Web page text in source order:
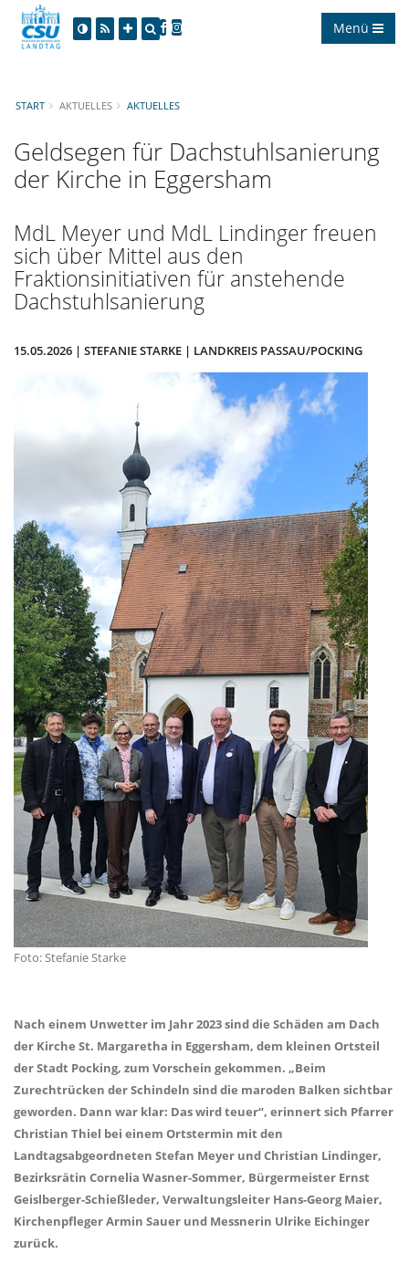
Menü
START AKTUELLES AKTUELLES
Geldsegen für Dachstuhlsanierung
der Kirche in Eggersham
MdL Meyer und MdL Lindinger freuen
sich über Mittel aus den
Fraktionsinitiativen für anstehende
Dachstuhlsanierung
15.05.2026 | STEFANIE STARKE | LANDKREIS PASSAU/POCKING
Foto: Stefanie Starke
Nach einem Unwetter im Jahr 2023 sind die Schäden am Dach
der Kirche St. Margaretha in Eggersham, dem kleinen Ortsteil
der Stadt Pocking, zum Vorschein gekommen. „Beim
Zurechtrücken der Schindeln sind die maroden Balken sichtbar
geworden. Dann war klar: Das wird teuer“, erinnert sich Pfarrer
Christian Thiel bei einem Ortstermin mit den
Landtagsabgeordneten Stefan Meyer und Christian Lindinger,
Bezirksrätin Cornelia Wasner-Sommer, Bürgermeister Ernst
Geislberger-Schießleder, Verwaltungsleiter Hans-Georg Maier,
Kirchenpfleger Armin Sauer und Messnerin Ulrike Eichinger
zurück.